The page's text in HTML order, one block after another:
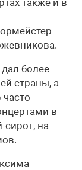
также и в
более
страны, а
в
сирот, на